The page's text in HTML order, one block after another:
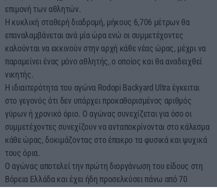
επιμονή των αθλητών.
Η κυκλική σταθερή διαδρομή, μήκους 6,706 μέτρων θα
επαναλαμβάνεται ανά μία ώρα ενώ οι συμμετέχοντες
καλούνται να εκκινούν στην αρχή κάθε νέας ώρας, μέχρι να
παραμείνει ένας μόνο αθλητής, ο οποίος και θα αναδειχθεί
νικητής.
Η ιδιαιτερότητα του αγώνα Rodopi Backyard Ultra έγκειται
στο γεγονός ότι δεν υπάρχει προκαθορισμένος αριθμός
γύρων ή χρονικό όριο. Ο αγώνας συνεχίζεται για όσο οι
συμμετέχοντες συνεχίζουν να ανταποκρίνονται στο κάλεσμα
κάθε ώρας, δοκιμάζοντας στο έπακρο τα φυσικά και ψυχικά
τους όρια.
Ο αγώνας αποτελεί την πρώτη διοργάνωση του είδους στη
Βόρεια Ελλάδα και έχει ήδη προσελκύσει πάνω από 70